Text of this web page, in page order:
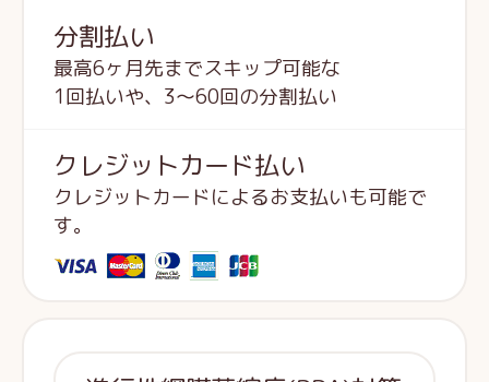
分割払い
最高6ヶ月先までスキップ可能な
1回払いや、3～60回の分割払い
クレジットカード払い
クレジットカードによるお支払いも可能で
す。